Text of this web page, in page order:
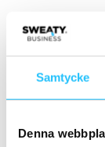
Samtycke
Denna
Vem